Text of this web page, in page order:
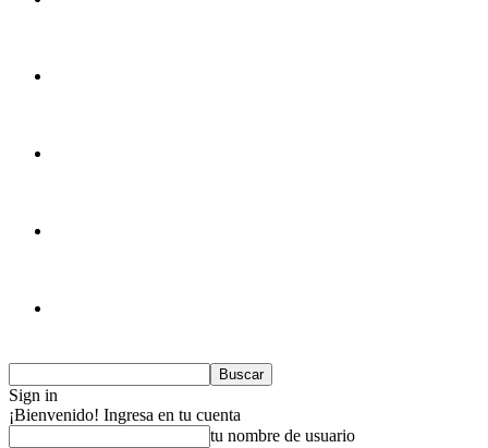
Sign in
¡Bienvenido! Ingresa en tu cuenta
tu nombre de usuario